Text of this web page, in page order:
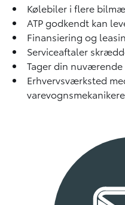
Kølebiler i flere
ATP godkendt kan
Finansiering og
Serviceaftaler
Tager din
Erhvervsværksted
varevognsmekanikere